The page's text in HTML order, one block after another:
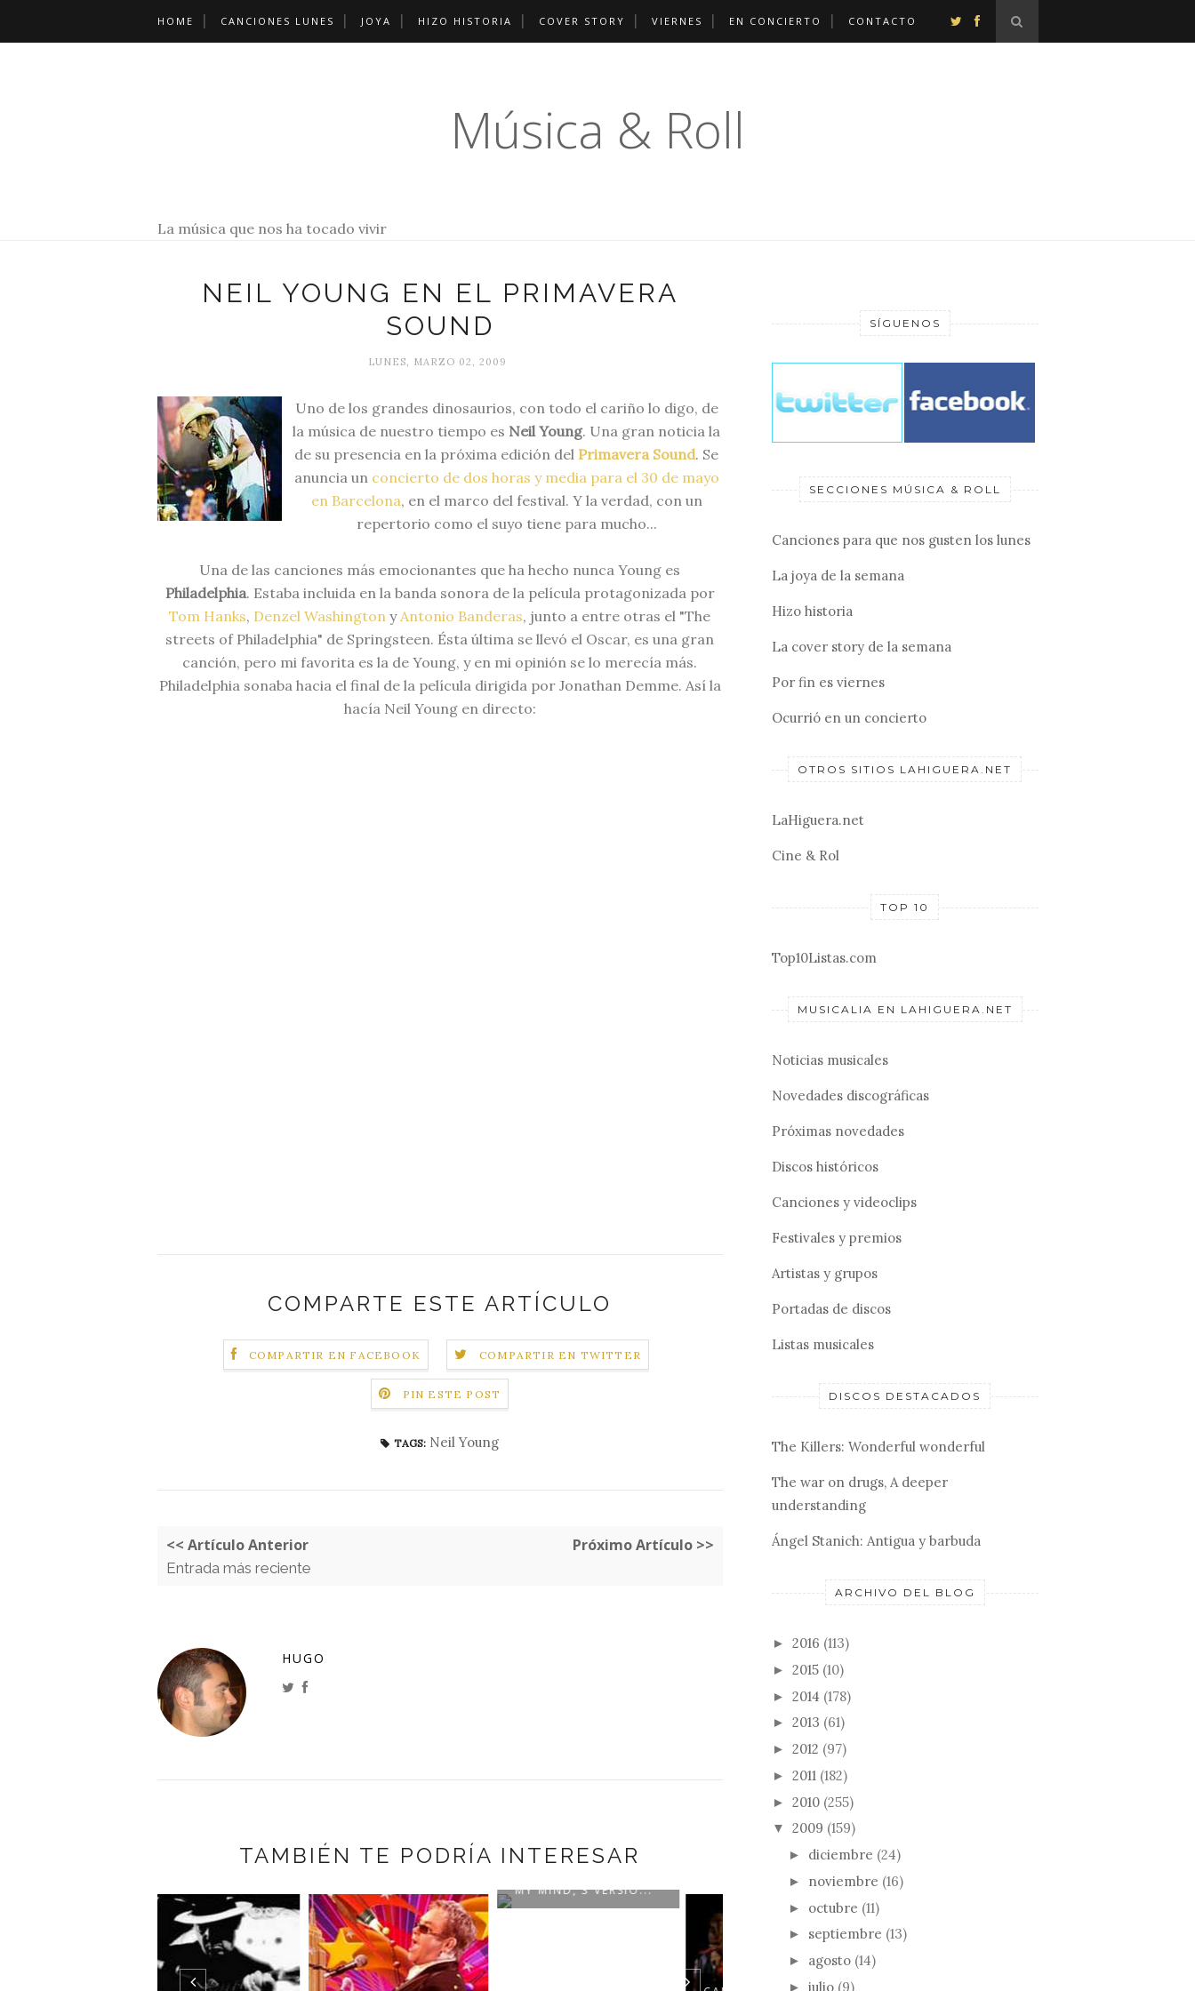
HOME CANCIONES LUNES JOYA HIZO HISTORIA COVER STORY VIERNES EN CONCIERTO CONTACTO
Música & Roll
La música que nos ha tocado vivir
NEIL YOUNG EN EL PRIMAVERA
SOUND
LUNES, MARZO 02, 2009
Uno de los grandes dinosaurios, con todo el cariño lo digo, de
la música de nuestro tiempo es Neil Young. Una gran noticia la
de su presencia en la próxima edición del Primavera Sound. Se
anuncia un concierto de dos horas y media para el 30 de mayo
en Barcelona, en el marco del festival. Y la verdad, con un
repertorio como el suyo tiene para mucho...
Una de las canciones más emocionantes que ha hecho nunca Young es
Philadelphia. Estaba incluida en la banda sonora de la película protagonizada por
Tom Hanks, Denzel Washington yAntonio Banderas, junto a entre otras el "The
streets of Philadelphia" de Springsteen. Ésta última se llevó el Oscar, es una gran
canción, pero mi favorita es la de Young, y en mi opinión se lo merecía más.
Philadelphia sonaba hacia el final de la película dirigida por Jonathan Demme. Así la
hacía Neil Young en directo:
COMPARTE ESTE ARTÍCULO
COMPARTIR EN FACEBOOK COMPARTIR EN TWITTER
PIN ESTE POST
TAGS: Neil Young
<< Artículo Anterior
Entrada más reciente
Próximo Artículo >>
HUGO
TAMBIÉN TE PODRÍA INTERESAR
MY MIND, 3 VERSIO...
SÍGUENOS
SECCIONES MÚSICA & ROLL
Canciones para que nos gusten los lunes
La joya de la semana
Hizo historia
La cover story de la semana
Por fin es viernes
Ocurrió en un concierto
OTROS SITIOS LAHIGUERA.NET
LaHiguera.net
Cine & Rol
TOP 10
Top10Listas.com
MUSICALIA EN LAHIGUERA.NET
Noticias musicales
Novedades discográficas
Próximas novedades
Discos históricos
Canciones y videoclips
Festivales y premios
Artistas y grupos
Portadas de discos
Listas musicales
DISCOS DESTACADOS
The Killers: Wonderful wonderful
The war on drugs, A deeper
understanding
Ángel Stanich: Antigua y barbuda
ARCHIVO DEL BLOG
► 2016 (113)
► 2015 (10)
► 2014 (178)
► 2013 (61)
► 2012 (97)
► 2011 (182)
► 2010 (255)
▼ 2009 (159)
► diciembre (24)
► noviembre (16)
► octubre (11)
► septiembre (13)
► agosto (14)
► julio (9)